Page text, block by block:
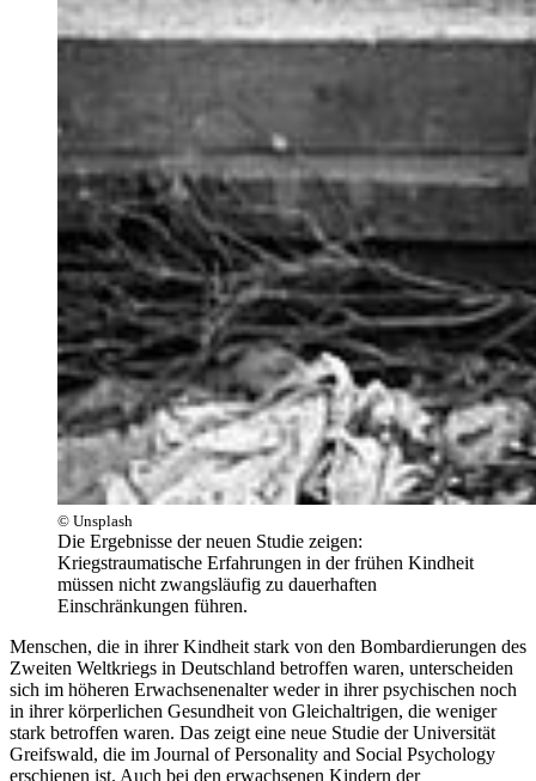
© Unsplash
Die Ergebnisse der neuen Studie zeigen:
Kriegstraumatische Erfahrungen in der frühen Kindheit
müssen nicht zwangsläufig zu dauerhaften
Einschränkungen führen.
Menschen, die in ihrer Kindheit stark von den Bombardierungen des
Zweiten Weltkriegs in Deutschland betroffen waren, unterscheiden
sich im höheren Erwachsenenalter weder in ihrer psychischen noch
in ihrer körperlichen Gesundheit von Gleichaltrigen, die weniger
stark betroffen waren. Das zeigt eine neue Studie der Universität
Greifswald, die im Journal of Personality and Social Psychology
erschienen ist. Auch bei den erwachsenen Kindern der